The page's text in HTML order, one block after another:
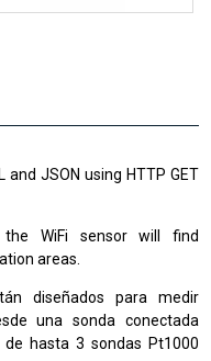
JSON using HTTP GET
WiFi sensor will find
areas.
diseñados para medir
una sonda conectada
hasta 3 sondas Pt1000